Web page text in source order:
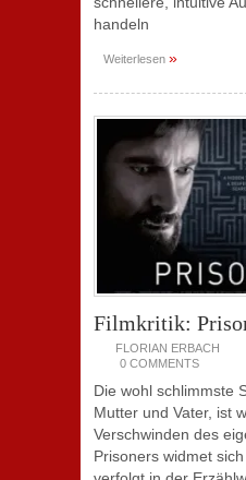
handeln
Weiterlesen »
Filmkritik:
FLORIAN ERBACH
0 COMMENTS
Die wohl schlimmste
Mutter und Vater, ist
Verschwinden des
Prisoners widmet